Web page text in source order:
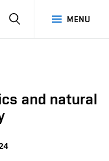
MENU
SEARCH
and natural